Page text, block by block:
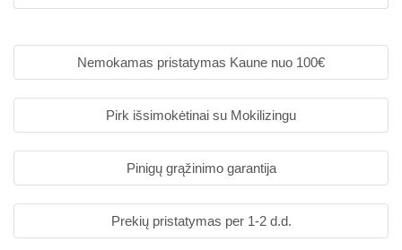
Nemokamas pristatymas Kaune nuo 100€
Pirk išsimokėtinai su Mokilizingu
Pinigų grąžinimo garantija
Prekių pristatymas per 1-2 d.d.